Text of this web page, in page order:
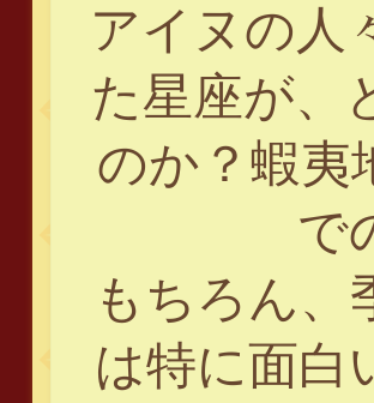
アイヌの人
た星座が、
のか？蝦夷
で
もちろん、
は特に面白